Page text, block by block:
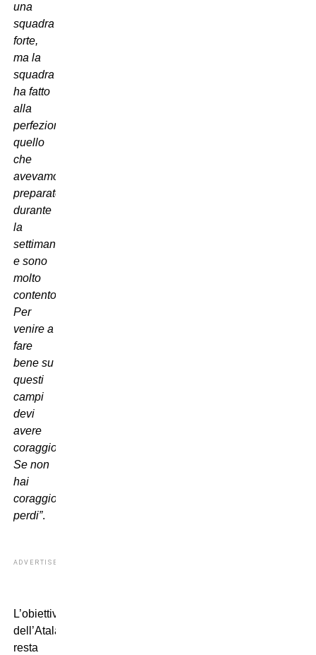
una
squadra
forte,
ma la
squadra
ha fatto
alla
perfezione
quello
che
avevamo
preparato
durante
la
settimana
e sono
molto
contento.
Per
venire a
fare
bene su
questi
campi
devi
avere
coraggio.
Se non
hai
coraggio,
perdi”.
ADVERTISEMENT
L’obiettivo
dell’Atalanta
resta